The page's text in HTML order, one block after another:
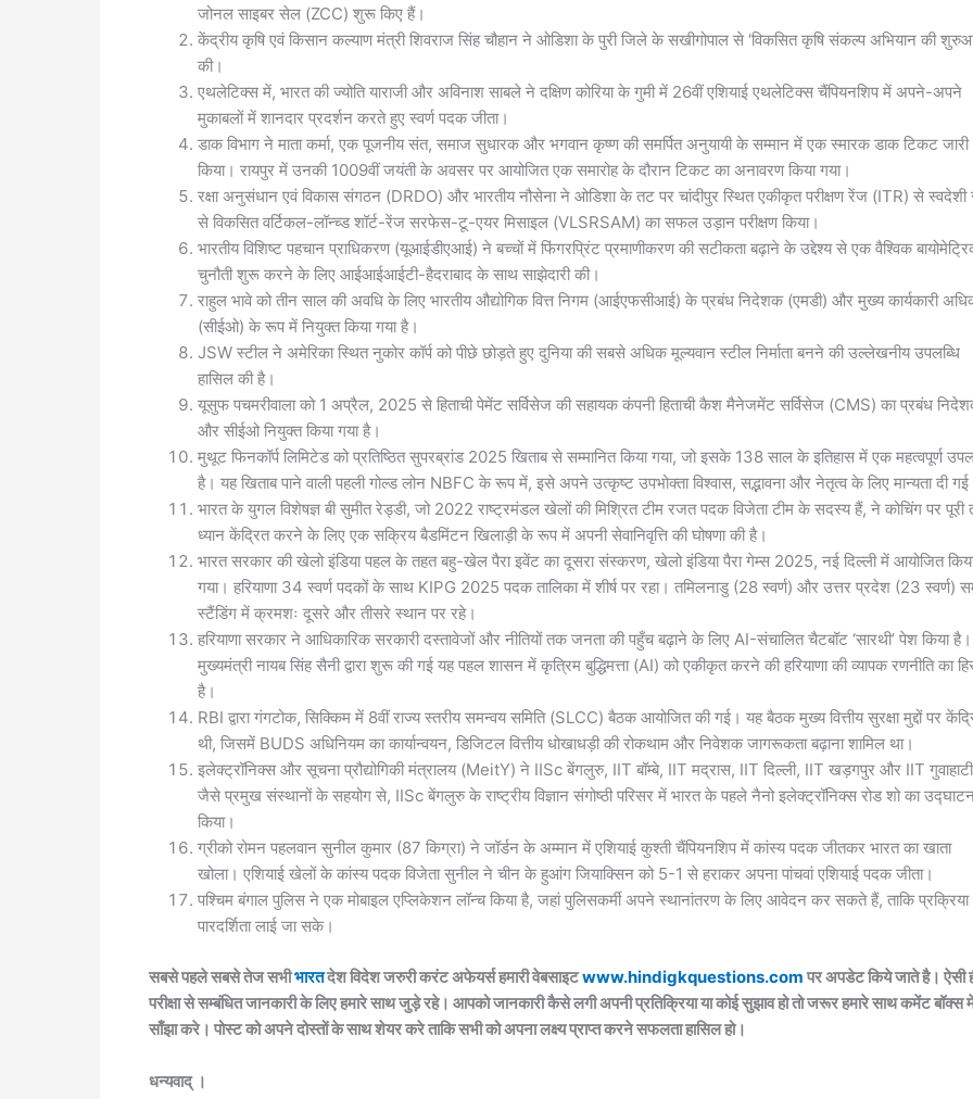
जोनल साइबर सेल (ZCC) शुरू किए हैं।
केंद्रीय कृषि एवं किसान कल्याण मंत्री शिवराज सिंह चौहान ने ओडिशा के पुरी जिले के सखीगोपाल से ‘विकसित कृषि संकल्प अभियान की
की।
एथलेटिक्स में, भारत की ज्योति याराजी और अविनाश साबले ने दक्षिण कोरिया के गुमी में 26वीं एशियाई एथलेटिक्स चैंपियनशिप में अपने-अपने
मुकाबलों में शानदार प्रदर्शन करते हुए स्वर्ण पदक जीता।
डाक विभाग ने माता कर्मा, एक पूजनीय संत, समाज सुधारक और भगवान कृष्ण की समर्पित अनुयायी के सम्मान में एक स्मारक डाक टिकट जारी
किया। रायपुर में उनकी 1009वीं जयंती के अवसर पर आयोजित एक समारोह के दौरान टिकट का अनावरण किया गया।
रक्षा अनुसंधान एवं विकास संगठन (DRDO) और भारतीय नौसेना ने ओडिशा के तट पर चांदीपुर स्थित एकीकृत परीक्षण रेंज (ITR) से
से विकसित वर्टिकल-लॉन्च्ड शॉर्ट-रेंज सरफेस-टू-एयर मिसाइल (VLSRSAM) का सफल उड़ान परीक्षण किया।
भारतीय विशिष्ट पहचान प्राधिकरण (यूआईडीएआई) ने बच्चों में फिंगरप्रिंट प्रमाणीकरण की सटीकता बढ़ाने के उद्देश्य से एक वैश्विक
चुनौती शुरू करने के लिए आईआईआईटी-हैदराबाद के साथ साझेदारी की।
राहुल भावे को तीन साल की अवधि के लिए भारतीय औद्योगिक वित्त निगम (आईएफसीआई) के प्रबंध निदेशक (एमडी) और मुख्य कार्यकारी
(सीईओ) के रूप में नियुक्त किया गया है।
JSW स्टील ने अमेरिका स्थित नुकोर कॉर्प को पीछे छोड़ते हुए दुनिया की सबसे अधिक मूल्यवान स्टील निर्माता बनने की उल्लेखनीय उपलब्धि
हासिल की है।
यूसुफ पचमरीवाला को 1 अप्रैल, 2025 से हिताची पेमेंट सर्विसेज की सहायक कंपनी हिताची कैश मैनेजमेंट सर्विसेज (CMS) का प्रबंध
और सीईओ नियुक्त किया गया है।
मुथूट फिनकॉर्प लिमिटेड को प्रतिष्ठित सुपरब्रांड 2025 खिताब से सम्मानित किया गया, जो इसके 138 साल के इतिहास में एक महत्वपूर्ण
है। यह खिताब पाने वाली पहली गोल्ड लोन NBFC के रूप में, इसे अपने उत्कृष्ट उपभोक्ता विश्वास, सद्भावना और नेतृत्व के लिए मान्यता दी
भारत के युगल विशेषज्ञ बी सुमीत रेड्डी, जो 2022 राष्ट्रमंडल खेलों की मिश्रित टीम रजत पदक विजेता टीम के सदस्य हैं, ने कोचिंग पर पूरी
ध्यान केंद्रित करने के लिए एक सक्रिय बैडमिंटन खिलाड़ी के रूप में अपनी सेवानिवृत्ति की घोषणा की है।
भारत सरकार की खेलो इंडिया पहल के तहत बहु-खेल पैरा इवेंट का दूसरा संस्करण, खेलो इंडिया पैरा गेम्स 2025, नई दिल्ली में आयोजित
गया। हरियाणा 34 स्वर्ण पदकों के साथ KIPG 2025 पदक तालिका में शीर्ष पर रहा। तमिलनाडु (28 स्वर्ण) और उत्तर प्रदेश (23 स्वर्ण)
स्टैंडिंग में क्रमशः दूसरे और तीसरे स्थान पर रहे।
हरियाणा सरकार ने आधिकारिक सरकारी दस्तावेजों और नीतियों तक जनता की पहुँच बढ़ाने के लिए AI-संचालित चैटबॉट ‘सारथी’ पेश किया है।
मुख्यमंत्री नायब सिंह सैनी द्वारा शुरू की गई यह पहल शासन में कृत्रिम बुद्धिमत्ता (AI) को एकीकृत करने की हरियाणा की व्यापक रणनीति का
है।
RBI द्वारा गंगटोक, सिक्किम में 8वीं राज्य स्तरीय समन्वय समिति (SLCC) बैठक आयोजित की गई। यह बैठक मुख्य वित्तीय सुरक्षा मुद्दों पर
थी, जिसमें BUDS अधिनियम का कार्यान्वयन, डिजिटल वित्तीय धोखाधड़ी की रोकथाम और निवेशक जागरूकता बढ़ाना शामिल था।
इलेक्ट्रॉनिक्स और सूचना प्रौद्योगिकी मंत्रालय (MeitY) ने IISc बेंगलुरु, IIT बॉम्बे, IIT मद्रास, IIT दिल्ली, IIT खड़गपुर और IIT गुवाहाटी
जैसे प्रमुख संस्थानों के सहयोग से, IISc बेंगलुरु के राष्ट्रीय विज्ञान संगोष्ठी परिसर में भारत के पहले नैनो इलेक्ट्रॉनिक्स रोड शो का
किया।
ग्रीको रोमन पहलवान सुनील कुमार (87 किग्रा) ने जॉर्डन के अम्मान में एशियाई कुश्ती चैंपियनशिप में कांस्य पदक जीतकर भारत का खाता
खोला। एशियाई खेलों के कांस्य पदक विजेता सुनील ने चीन के हुआंग जियाक्सिन को 5-1 से हराकर अपना पांचवां एशियाई पदक जीता।
पश्चिम बंगाल पुलिस ने एक मोबाइल एप्लिकेशन लॉन्च किया है, जहां पुलिसकर्मी अपने स्थानांतरण के लिए आवेदन कर सकते हैं, ताकि
पारदर्शिता लाई जा सके।
सबसे पहले सबसे तेज सभीभारतदेश विदेश जरुरी करंट अफेयर्स हमारी वेबसाइटwww.hindigkquestions.com पर अपडेट किये जाते है। ऐसी
परीक्षा से सम्बंधित जानकारी के लिए हमारे साथ जुड़े रहे। आपको जानकारी कैसे लगी अपनी प्रतिक्रिया या कोई सुझाव हो तो जरूर हमारे साथ कमेंट बॉक्स
साँझा करे। पोस्ट को अपने दोस्तों के साथ शेयर करे ताकि सभी को अपना लक्ष्य प्राप्त करने सफलता हासिल हो।
धन्यवाद् ।